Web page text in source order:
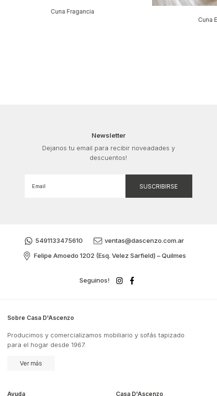
Cuna Fragancia
Cuna
Newsletter
Dejanos tu email para recibir noveadades y
descuentos!
5491133475610
ventas@dascenzo.com.ar
Felipe Amoedo 1202 (Esq. Velez Sarfield) – Quilmes
Seguinos!
Sobre Casa D'Ascenzo
Producimos y comercializamos mobiliario y sofás tapizado
para el hogar desde 1967.
Ver más
Ayuda Casa D'Ascenzo